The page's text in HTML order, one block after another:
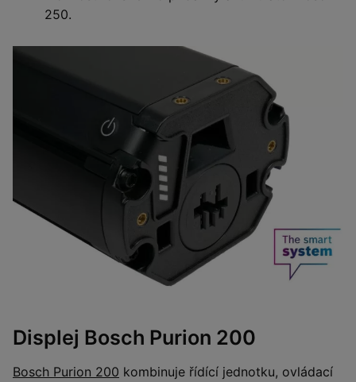
250.
Displej Bosch Purion 200
Bosch Purion 200 kombinuje řídící jednotku, ovládací